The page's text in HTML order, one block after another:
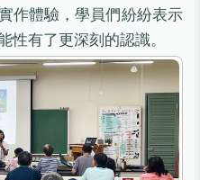
作體驗，學員們紛紛表示
性有了更深刻的認識。